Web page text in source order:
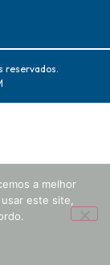
reservados.
a melhor
este site,